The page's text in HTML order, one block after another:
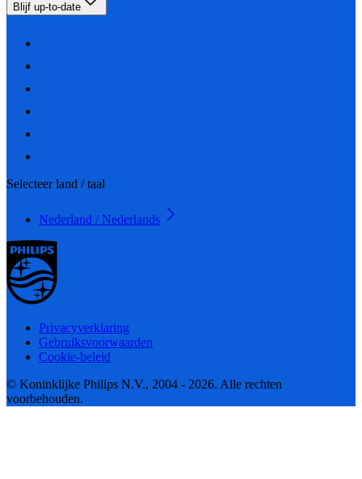
Blijf up-to-date
Selecteer land / taal
Nederland / Nederlands
Privacyverklaring
Gebruiksvoorwaarden
Cookie-beleid
© Koninklijke Philips N.V., 2004 - 2026. Alle rechten
voorbehouden.